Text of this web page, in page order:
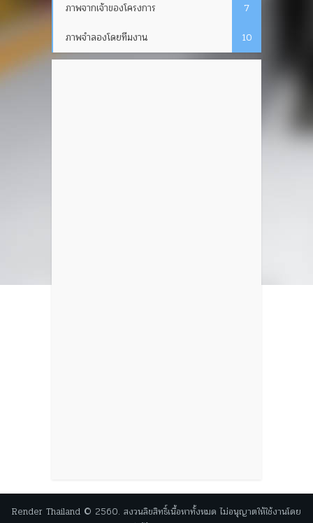
ภาพจากเจ้าของโครงการ
7
ภาพจำลองโดยทีมงาน
10
Render Thailand © 2560. สงวนลิขสิทธิ์เนื้อหาทั้งหมด ไม่อนุญาตให้ใช้งานโดย